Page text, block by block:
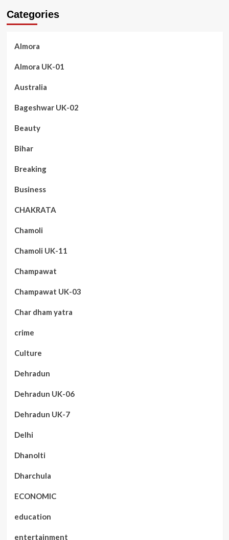
Categories
Almora
Almora UK-01
Australia
Bageshwar UK-02
Beauty
Bihar
Breaking
Business
CHAKRATA
Chamoli
Chamoli UK-11
Champawat
Champawat UK-03
Char dham yatra
crime
Culture
Dehradun
Dehradun UK-06
Dehradun UK-7
Delhi
Dhanolti
Dharchula
ECONOMIC
education
entertainment